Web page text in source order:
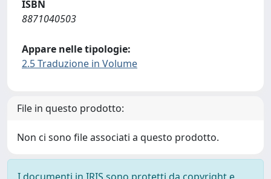
ISBN
8871040503
Appare nelle tipologie:
2.5 Traduzione in Volume
File in questo prodotto:
Non ci sono file associati a questo prodotto.